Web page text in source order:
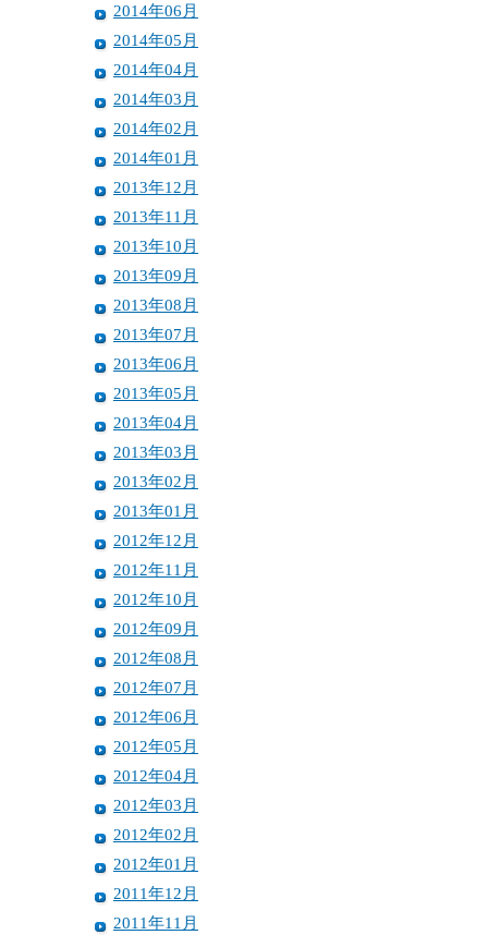
2014年06月
2014年05月
2014年04月
2014年03月
2014年02月
2014年01月
2013年12月
2013年11月
2013年10月
2013年09月
2013年08月
2013年07月
2013年06月
2013年05月
2013年04月
2013年03月
2013年02月
2013年01月
2012年12月
2012年11月
2012年10月
2012年09月
2012年08月
2012年07月
2012年06月
2012年05月
2012年04月
2012年03月
2012年02月
2012年01月
2011年12月
2011年11月